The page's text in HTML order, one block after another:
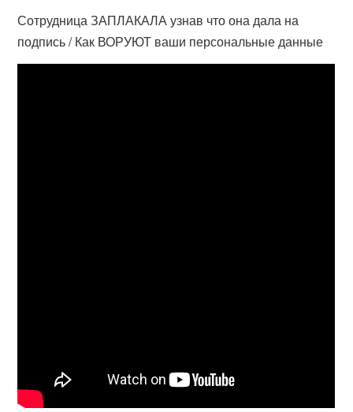
Сотрудница ЗАПЛАКАЛА узнав что она дала на
подпись / Как ВОРУЮТ ваши персональные данные